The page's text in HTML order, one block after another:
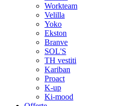
Workteam
Velilla
Yoko
Ekston
Branve
SOL'S
TH vestiti
Kariban
Proact
K-up
Ki-mood